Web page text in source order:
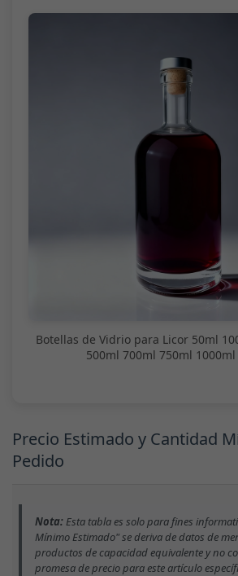
Botellas de Vidrio para Licor 50ml
500ml 700ml 750ml
Precio Estimado y Cantidad
Pedido
Nota:Esta tabla es solo para fines
Mínimo Estimado" se deriva de datos de
productos de capacidad equivalente y no
promesa de precio para este artículo